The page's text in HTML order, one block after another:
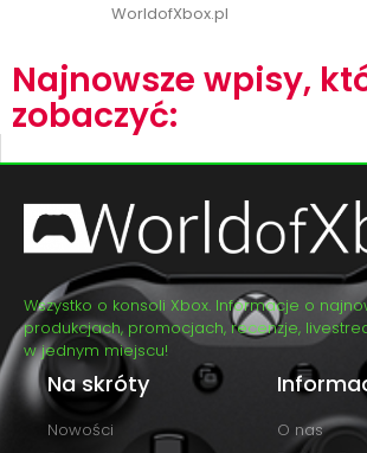
WorldofXbox.pl
Najnowsze wpisy,
zobaczyć:
Wszystko o konsoli Xbox. Informacje o
produkcjach, promocjach, recenzje,
w jednym miejscu!
Na skróty
Nowości
O nas